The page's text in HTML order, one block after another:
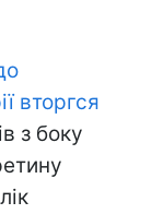
вторгся
з боку